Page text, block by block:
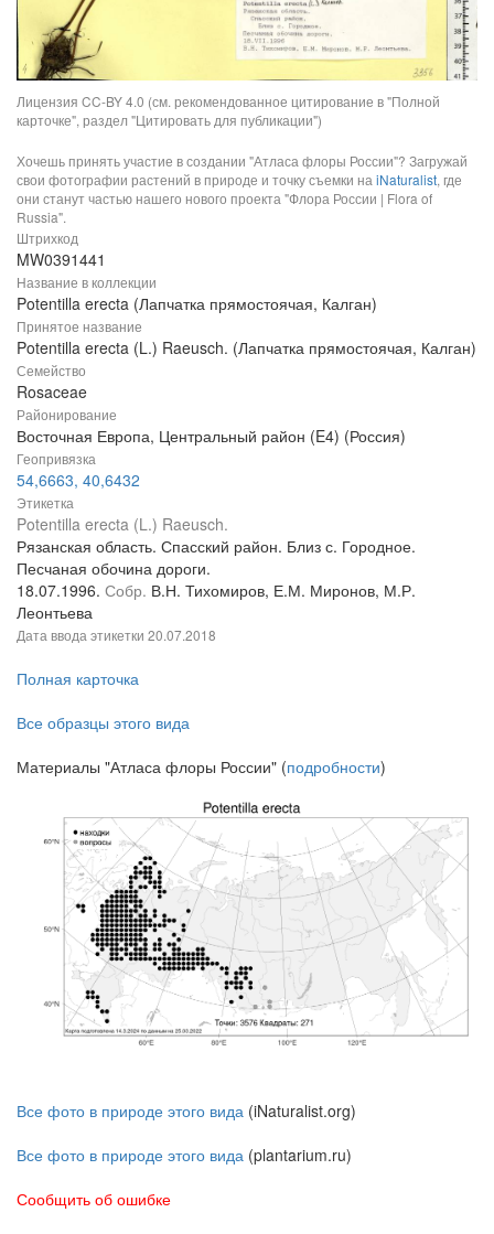
Лицензия CC-BY 4.0 (см. рекомендованное цитирование в "Полной
карточке", раздел "Цитировать для публикации")
Хочешь принять участие в создании "Атласа флоры России"? Загружай
свои фотографии растений в природе и точку съемки на iNaturalist, где
они станут частью нашего нового проекта "Флора России | Flora of
Russia".
Штрихкод
MW0391441
Название в коллекции
Potentilla erecta (Лапчатка прямостоячая, Калган)
Принятое название
Potentilla erecta (L.) Raeusch. (Лапчатка прямостоячая, Калган)
Семейство
Rosaceae
Районирование
Восточная Европа, Центральный район (E4) (Россия)
Геопривязка
54,6663, 40,6432
Этикетка
Potentilla erecta (L.) Raeusch.
Рязанская область. Спасский район. Близ с. Городное.
Песчаная обочина дороги.
18.07.1996. Собр. В.Н. Тихомиров, Е.М. Миронов, М.Р.
Леонтьева
Дата ввода этикетки 20.07.2018
Полная карточка
Все образцы этого вида
Материалы "Атласа флоры России" (подробности)
Все фото в природе этого вида (iNaturalist.org)
Все фото в природе этого вида (plantarium.ru)
Сообщить об ошибке